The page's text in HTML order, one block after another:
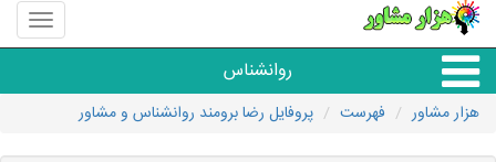
منوی
سایت
مشاور
روانشناس
هزار مشاور فهرست پروفایل رضا برومند روانشناس و مشاور